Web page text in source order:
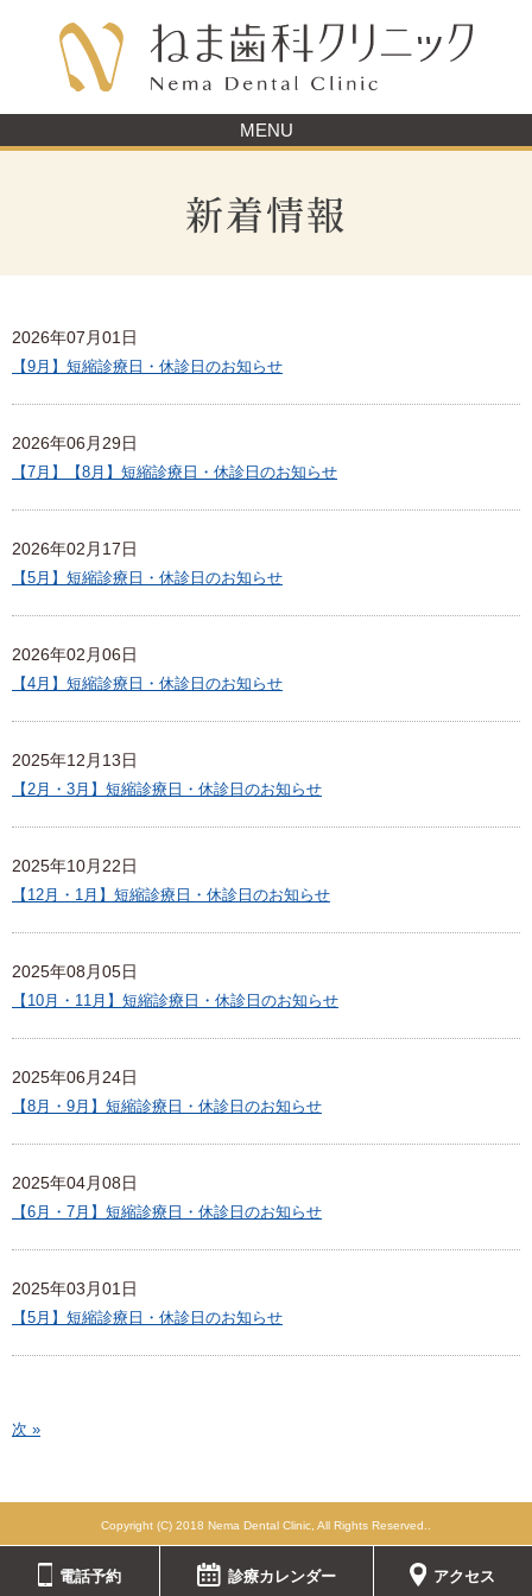
MENU
新着情報
2026年07月01日
【9月】短縮診療日・休診日のお知らせ
2026年06月29日
【7月】【8月】短縮診療日・休診日のお知らせ
2026年02月17日
【5月】短縮診療日・休診日のお知らせ
2026年02月06日
【4月】短縮診療日・休診日のお知らせ
2025年12月13日
【2月・3月】短縮診療日・休診日のお知らせ
2025年10月22日
【12月・1月】短縮診療日・休診日のお知らせ
2025年08月05日
【10月・11月】短縮診療日・休診日のお知らせ
2025年06月24日
【8月・9月】短縮診療日・休診日のお知らせ
2025年04月08日
【6月・7月】短縮診療日・休診日のお知らせ
2025年03月01日
【5月】短縮診療日・休診日のお知らせ
次 »
電話予約 診療カレンダー アクセス
Copyright (C) 2018 Nema Dental Clinic, All Rights Reserved..